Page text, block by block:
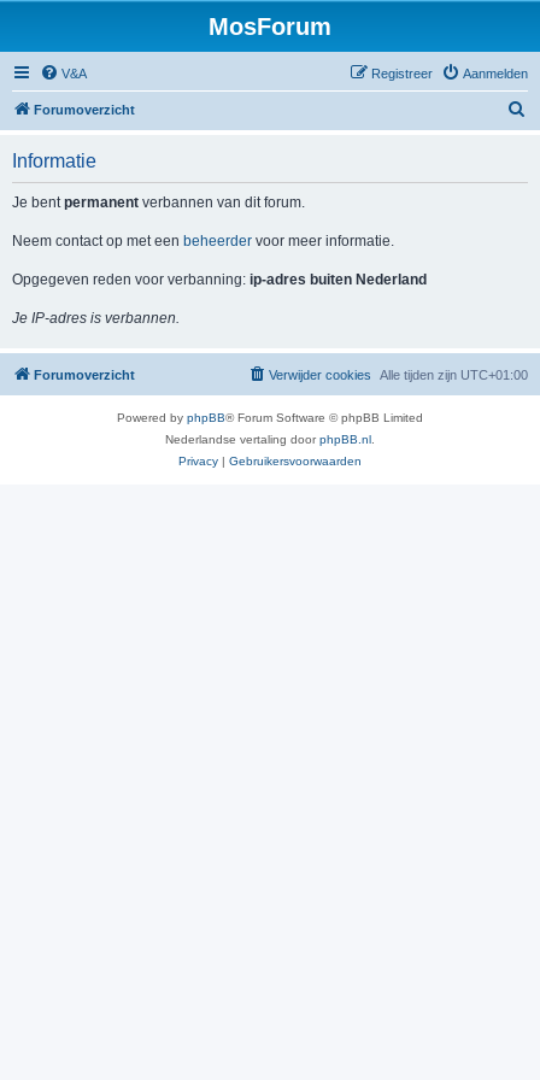
MosForum
V&A Aanmelden
Registreer
Forumoverzicht
Informatie
Je bentpermanent verbannen van dit forum.
Neem contact op met een beheerder voor meer informatie.
Opgegeven reden voor verbanning: ip-adres buiten Nederland
Je IP-adres is verbannen.
Forumoverzicht Alle tijden zijn UTC+01:00
Verwijder cookies
Powered by phpBB® Forum Software © phpBB Limited
Nederlandse vertaling doorphpBB.nl
Privacy | Gebruikersvoorwaarden